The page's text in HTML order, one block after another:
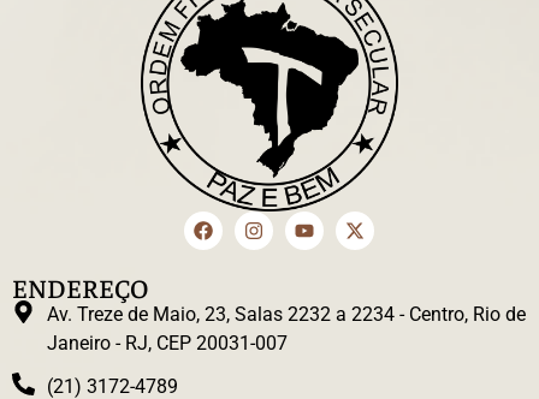
ENDEREÇO
Av. Treze de Maio, 23, Salas 2232 a 2234 - Centro, Rio de
Janeiro - RJ, CEP 20031-007
(21) 3172-4789